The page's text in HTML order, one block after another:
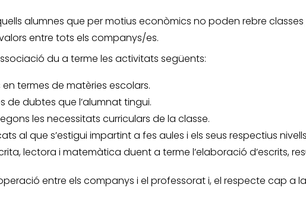
alumnes que per motius econòmics no poden rebre
entre tots els companys/es.
du a terme les activitats següents:
termes de matèries escolars.
de dubtes que l’alumnat tingui.
les necessitats curriculars de la classe.
al que s’estigui impartint a fes aules i els seus respectius
lectora i matemàtica duent a terme l’elaboració d’escrits,
entre els companys i el professorat i, el respecte cap a